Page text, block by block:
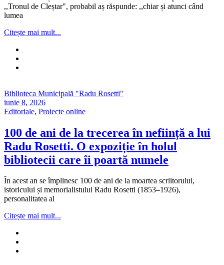
,,Tronul de Cleștar", probabil aș răspunde: ,,chiar și atunci când
lumea
Citește mai mult...
Biblioteca Municipală "Radu Rosetti"
iunie 8, 2026
Editoriale, Proiecte online
100 de ani de la trecerea în neființă a lui
Radu Rosetti. O expoziție în holul
bibliotecii care îi poartă numele
În acest an se împlinesc 100 de ani de la moartea scriitorului,
istoricului și memorialistului Radu Rosetti (1853–1926),
personalitatea al
Citește mai mult...